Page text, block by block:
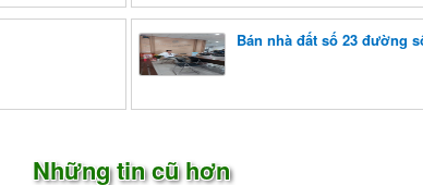
Bán nhà đất số 23 đường
Những tin cũ hơn